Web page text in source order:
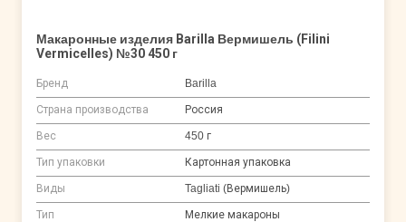
Макаронные изделия Barilla Вермишель (Filini
Vermicelles) №30 450 г
Бренд Barilla
Страна производства Россия
Вес 450 г
Тип упаковки Картонная упаковка
Виды Tagliati (Вермишель)
Тип Мелкие макароны